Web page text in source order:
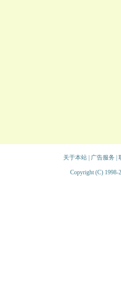
关于本站| 广告服务
Copyright (C) 1998-